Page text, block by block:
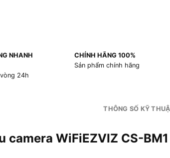
NHANH
24h
CHÍNH HÃNG 100%
Sản phẩm chính hãng
THÔNG SỐ KỸ
camera WiFiEZVIZ CS-